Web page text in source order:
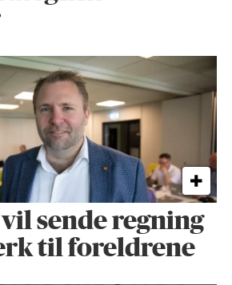
sende regning
til foreldrene